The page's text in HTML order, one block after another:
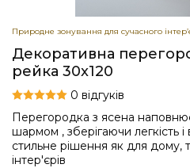
Природне зонування для сучасного
Декоративна
рейка 30x120
0 відгуків
Перегородка з ясена
шармом , зберігаючи легкість
стильне рішення як для дому,
інтер'єрів